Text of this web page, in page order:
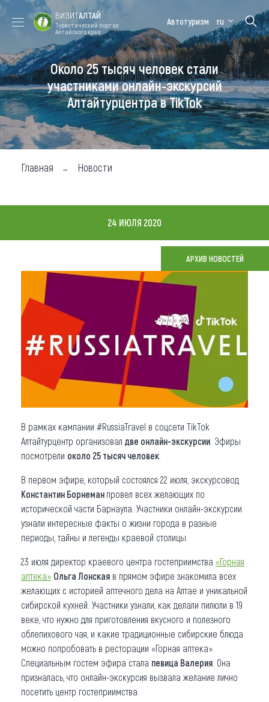
Форум VISIT
ALTAI
Цветение
маральника
Медицинский
форум
Алтайская
зимовка
Туры
Где побывать
Чем заняться
Карта
Что привезти (сувениры)
О регионе
Коллекция впечатлений
Другие рубрики
ВИЗИТАЛТАЙ
Туристический портал
Алтайского края
Автотуризм ru
Около 25 тысяч человек стали
участниками онлайн-экскурсий
Алтайтурцентра в TikTok
Главная Новости
24 ИЮЛЯ 2020
АРХИВ НОВОСТЕЙ
В рамках кампании #RussiaTravel в соцсети TikTok
Алтайтурцентр организовал две онлайн-экскурсии . Эфиры
посмотрели около 25 тысяч человек
В первом эфире, который состоялся 22 июля, экскурсовод
Константин Борнеман провел всех желающих по
исторической части Барнаула. Участники онлайн-экскурсии
узнали интересные факты о жизни города в разные
периоды, тайны и легенды краевой столицы.
23 июля директор краевого центра гостеприимства «Горная
аптека» Ольга Лонская в прямом эфире знакомила всех
желающих с историей аптечного дела на Алтае и уникальной
сибирской кухней. Участники узнали, как делали пилюли в 19
веке, что нужно для приготовления вкусного и полезного
облепихового чая, и какие традиционные сибирские блюда
можно попробовать в ресторации «Горная аптека».
Специальным гостем эфира стала певица Валерия . Она
призналась, что онлайн-экскурсия вызвала желание лично
посетить центр гостеприимства.